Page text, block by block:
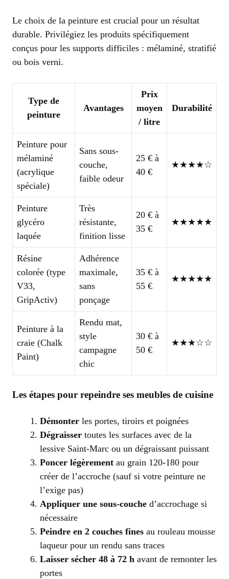
Le choix de la peinture est crucial pour un résultat
durable. Privilégiez les produits spécifiquement
conçus pour les supports difficiles : mélaminé, stratifié
ou bois verni.
Type de
peinture
Avantages
Prix
moyen
/ litre
Durabilité
Peinture pour
mélaminé
(acrylique
spéciale)
Sans sous-
couche,
faible odeur
25 € à
40 €
★★★★☆
Peinture
glycéro
laquée
Très
résistante,
finition lisse
20 € à
35 €
★★★★★
Résine
colorée (type
V33,
GripActiv)
Adhérence
maximale,
sans
ponçage
35 € à
55 €
★★★★★
Peinture à la
craie (Chalk
Paint)
Rendu mat,
style
campagne
chic
30 € à
50 €
★★★☆☆
Les étapes pour repeindre ses meubles de cuisine
Démonter les portes, tiroirs et poignées
Dégraisser toutes les surfaces avec de la
lessive Saint-Marc ou un dégraissant puissant
Poncer légèrement au grain 120-180 pour
créer de l’accroche (sauf si votre peinture ne
l’exige pas)
Appliquer une sous-couche d’accrochage si
nécessaire
Peindre en 2 couches fines au rouleau mousse
laqueur pour un rendu sans traces
Laisser sécher 48 à 72 h avant de remonter les
portes